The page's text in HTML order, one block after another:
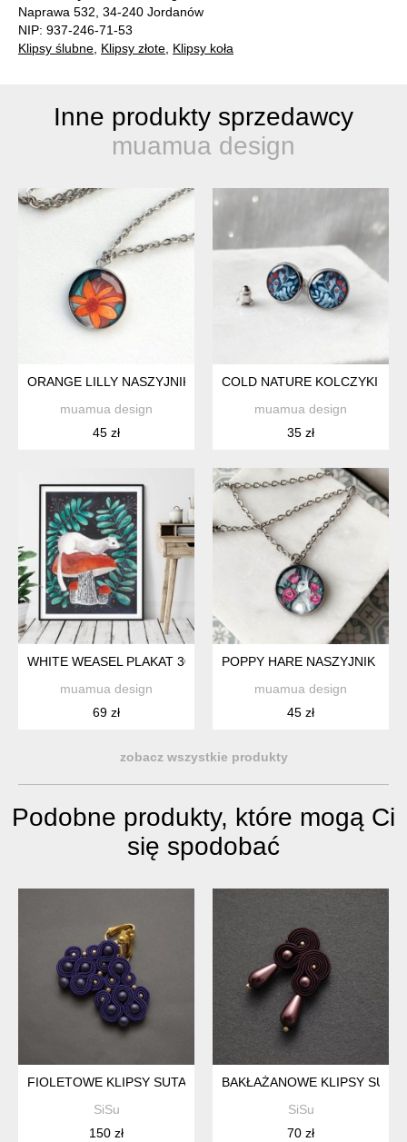
Naprawa 532, 34-240 Jordanów
NIP: 937-246-71-53
Klipsy ślubne Klipsy złote Klipsy koła
Inne produkty sprzedawcy
muamua design
ORANGE LILLY NASZYJNIK NA ROMANTYCZNĄ RANDKĘ
muamua design
45 zł
COLD NATURE KOLCZYKI
muamua design
35 zł
WHITE WEASEL PLAKAT 30X40
muamua design
69 zł
POPPY HARE NASZYJNIK DLA
muamua design
45 zł
zobacz wszystkie produkty
Podobne produkty, które mogą Ci
się spodobać
FIOLETOWE KLIPSY SUTASZ
SiSu
150 zł
BAKŁAŻANOWE KLIPSY
SiSu
70 zł